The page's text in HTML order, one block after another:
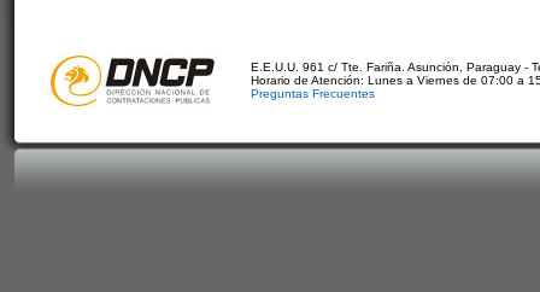
E.E.U.U. 961 c/ Tte. Fariña. Asunción, Paraguay -
Horario de Atención: Lunes a Viernes de 07:00 a
Preguntas Frecuentes